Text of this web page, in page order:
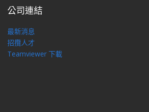
公司連結
最新消息
招攬人才
Teamviewer 下載